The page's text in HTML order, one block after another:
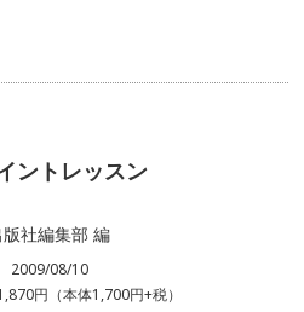
ントレッスン
社編集部 編
2009/08/10
円（本体1,700円+税）